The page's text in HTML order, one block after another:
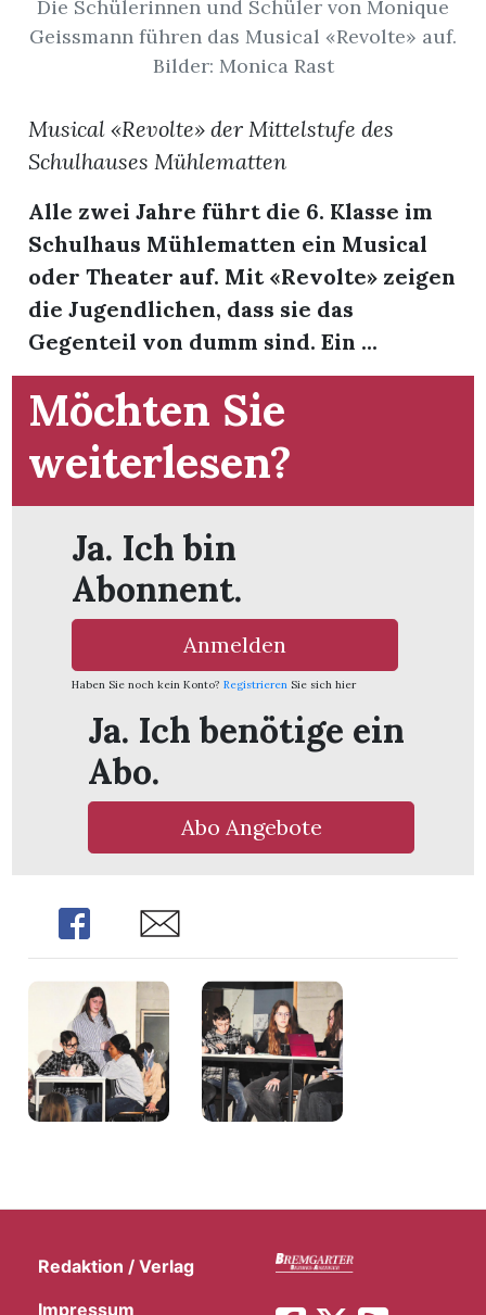
Die Schülerinnen und Schüler von Monique
Geissmann führen das Musical «Revolte» auf.
Bilder: Monica Rast
Musical «Revolte» der Mittelstufe des
Schulhauses Mühlematten
Alle zwei Jahre führt die 6. Klasse im
Schulhaus Mühlematten ein Musical
oder Theater auf. Mit «Revolte» zeigen
die Jugendlichen, dass sie das
Gegenteil von dumm sind. Ein ...
Möchten Sie
weiterlesen?
Ja. Ich bin
Abonnent.
Anmelden
Haben Sie noch kein Konto? Registrieren Sie sich hier
Ja. Ich benötige ein
Abo.
Abo Angebote
Share Share
Redaktion / Verlag
Impressum